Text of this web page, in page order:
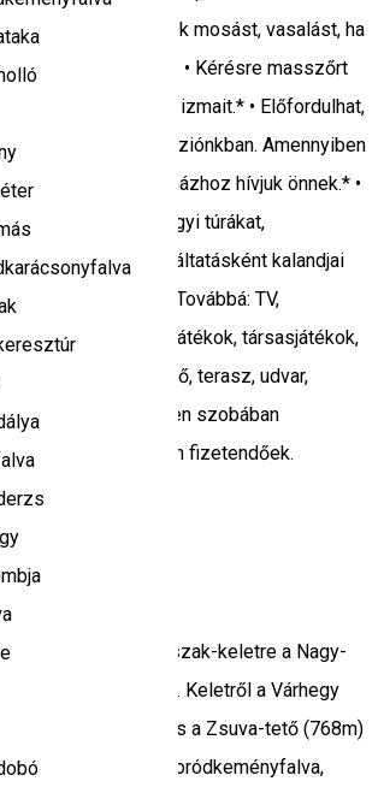
Vendégeink kérhetnek mosást, vasalást, ha
tartózkodnak nálunk. • Kérésre masszőrt
ellazítja megfáradt izmait.* • Előfordulhat,
miatt száll meg panziónkban. Amennyiben
szüksége, szintén házhoz hívjuk önnek.* •
kirándulásokat, hegyi túrákat,
Extra szolgáltatásként kalandjai
is igényelheti.* • Továbbá: TV,
trambulin, kinti játékok, társasjátékok,
kijelölt hely, grillező, terasz, udvar,
közös konyha, minden szobában
szolgáltatások külön fizetendőek.
Romania
négy km-re észak-keletre a Nagy-
fekszik Abásfalva. Keletről a Várhegy
a Bozbokor (716m) és a Zsuva-tető (768m)
egy km-re van Homoródkeményfalva,